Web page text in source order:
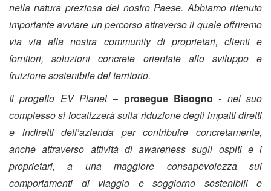
nella natura preziosa del nostro Paese. Abbiamo ritenuto
importante avviare un percorso attraverso il quale offriremo
via via alla nostra community di proprietari, clienti e
fornitori, soluzioni concrete orientate allo sviluppo e
fruizione sostenibile del territorio.
Il progetto EV Planet– prosegue Bisogno - nel suo
complesso si focalizzerà sulla riduzione degli impatti diretti
e indiretti dell’azienda per contribuire concretamente,
anche attraverso attività di awareness sugli ospiti e i
proprietari, a una maggiore consapevolezza sui
comportamenti di viaggio e soggiorno sostenibili e